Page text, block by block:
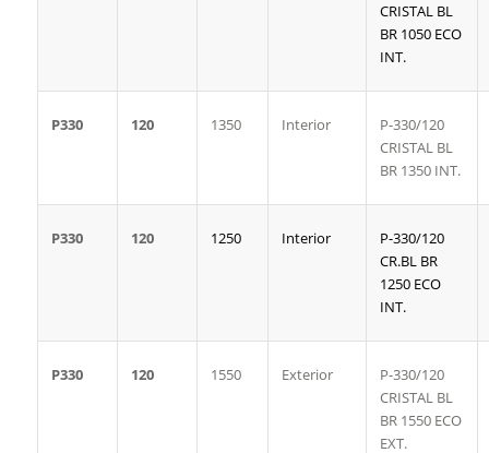
CRISTAL BL
BR 1050 ECO
INT.
P330 120 1350 Interior
P-330/120
CRISTAL BL
BR 1350 INT.
P330 120 1250 Interior
P-330/120
CR.BL BR
1250 ECO
INT.
P330 120 1550 Exterior
P-330/120
CRISTAL BL
BR 1550 ECO
EXT.